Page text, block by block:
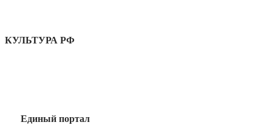
КУЛЬТУРА РФ
Единый портал